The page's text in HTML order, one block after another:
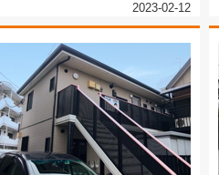
2023-02-12